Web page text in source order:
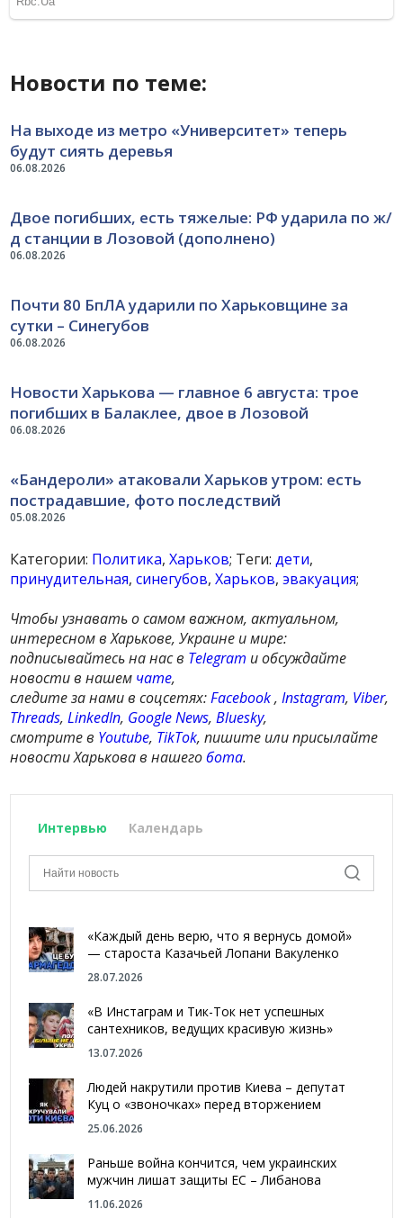
Новости по теме:
06.08.2026
На выходе из метро «Университет» теперь
будут сиять деревья
06.08.2026
Двое погибших, есть тяжелые: РФ ударила по ж/
д станции в Лозовой (дополнено)
06.08.2026
Почти 80 БпЛА ударили по Харьковщине за
сутки – Синегубов
06.08.2026
Новости Харькова — главное 6 августа: трое
погибших в Балаклее, двое в Лозовой
05.08.2026
«Бандероли» атаковали Харьков утром: есть
пострадавшие, фото последствий
Категории: Политика,Харьков; Теги:дети,
принудительная,синегубов,Харьков,эвакуация;
Чтобы узнавать о самом важном, актуальном,
интересном в Харькове, Украине и мире:
подписывайтесь на нас в Telegram и обсуждайте
новости в нашем чате,
следите за нами в соцсетях:Facebook,Instagram, Viber,
Threads,LinkedIn, Google News,Bluesky,
смотрите в Youtube, TikTok, пишите или присылайте
новости Харькова в нашегобота.
Интервью Календарь
«Каждый день верю, что я вернусь домой»
— староста Казачьей Лопани Вакуленко
28.07.2026
«В Инстаграм и Тик-Ток нет успешных
сантехников, ведущих красивую жизнь»
13.07.2026
Людей накрутили против Киева – депутат
Куц о «звоночках» перед вторжением
25.06.2026
Раньше война кончится, чем украинских
мужчин лишат защиты ЕС – Либанова
11.06.2026